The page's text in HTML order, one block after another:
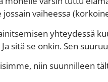
vaiheessa
yhteydessä
sitä se onkin. Sen
niin suunnilleen